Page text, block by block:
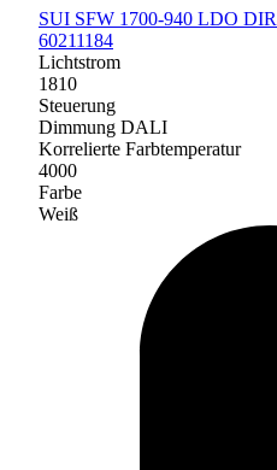
SUI SFW 1700-940 LDO
60211184
Lichtstrom
1810
Steuerung
Dimmung DALI
Korrelierte Farbtemperatur
4000
Farbe
Weiß